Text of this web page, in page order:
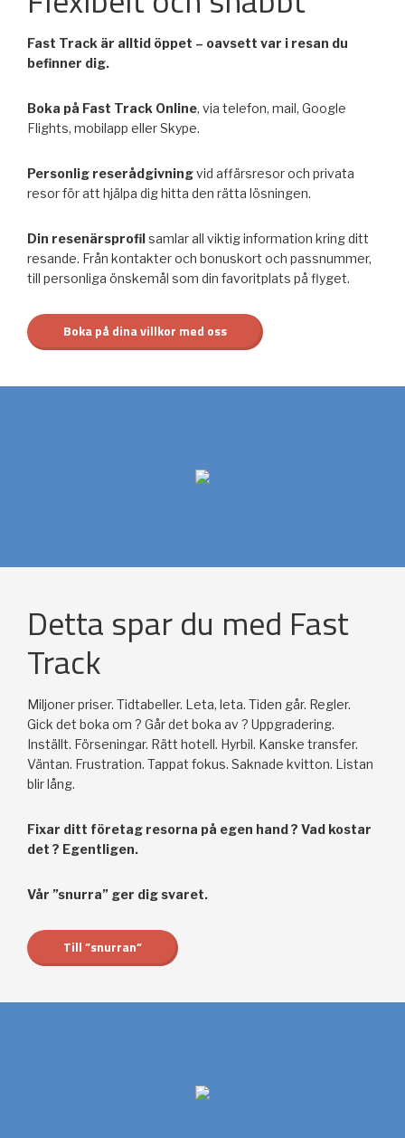
Fast Track är alltid öppet – oavsett var i resan du
befinner dig.
Boka på Fast Track Online, via telefon, mail, Google
Flights, mobilapp eller Skype.
Personlig reserådgivningvid affärsresor och privata
resor för att hjälpa dig hitta den rätta lösningen.
Din resenärsprofilsamlar all viktig information kring ditt
resande. Från kontakter och bonuskort och passnummer,
till personliga önskemål som din favoritplats på flyget.
Boka på dina villkor med oss
Detta spar du med Fast
Track
Miljoner priser. Tidtabeller. Leta, leta. Tiden går. Regler.
Gick det boka om ? Går det boka av ? Uppgradering.
Inställt. Förseningar. Rätt hotell. Hyrbil. Kanske transfer.
Väntan. Frustration. Tappat fokus. Saknade kvitton. Listan
blir lång.
Fixar ditt företag resorna på egen hand ? Vad kostar
det ? Egentligen.
Vår ”snurra” ger dig svaret.
Till ”snurran”